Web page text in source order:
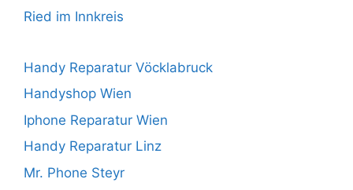
Ried im Innkreis
Handy Reparatur Vöcklabruck
Handyshop Wien
Iphone Reparatur Wien
Handy Reparatur Linz
Mr. Phone Steyr